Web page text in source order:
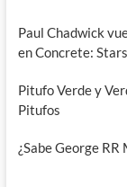
Paul Chadwick
en Concrete:
Pitufo Verde y
Pitufos
¿Sabe George